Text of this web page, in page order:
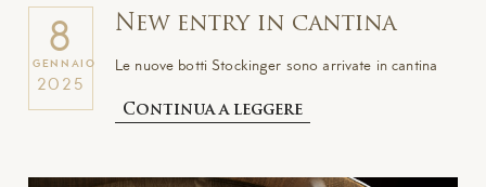
8
GENNAIO
2025
New entry in cantina
Le nuove botti Stockinger sono arrivate in cantina
Continua a leggere